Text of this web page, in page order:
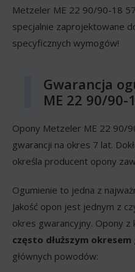
Metzeler ME 22 90/90-18
specjalnie zaprojektowane
specyficznych wymogów!
Gwarancja
ME 22 90/90-
Opony Metzeler ME 22 90/
gwarancji na okres 7 lat.
określa producent opony
Ogumienie to jedna z
Jakość opon jest jednym z
okres gwarancyjny. Opony z
często dłuższym
głównych powodów: